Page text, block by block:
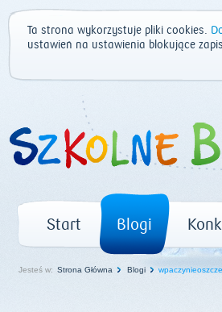
Ta strona wykorzystuje pliki cookies.
ustawień na ustawienia blokujące
Start Blogi
Jesteś w: Strona Główna Blogi